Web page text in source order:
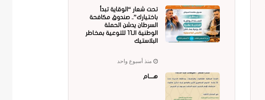
تحت شعار “الوقاية تبدأ
باختيارك”.. صندوق مكافحة
السرطان يدشن الحملة
الوطنية الـ11 للتوعية بمخاطر
البلاستيك
منذ أسبوع واحد
هــــام